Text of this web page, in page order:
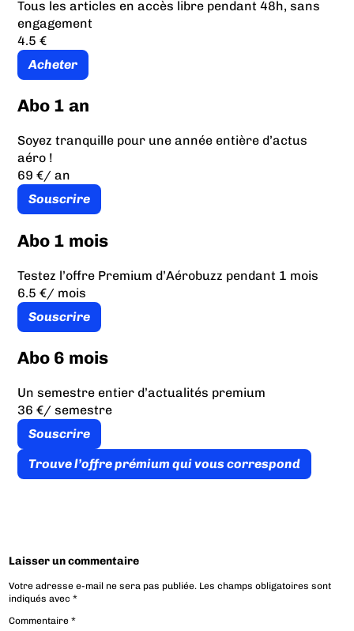
Tous les articles en accès libre pendant 48h, sans
engagement
4.5 €
Acheter
Abo 1 an
Soyez tranquille pour une année entière d’actus
aéro !
69 €/ an
Souscrire
Abo 1 mois
Testez l’offre Premium d’Aérobuzz pendant 1 mois
6.5 €/ mois
Souscrire
Abo 6 mois
Un semestre entier d’actualités premium
36 €/ semestre
Souscrire
Trouve l’offre prémium qui vous correspond
Laisser un commentaire
Votre adresse e-mail ne sera pas publiée. Les champs obligatoires sont
indiqués avec*
Commentaire*